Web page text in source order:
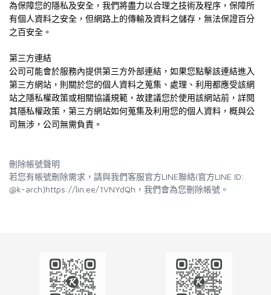
為保障您的隱私及安全，我們將盡力以合理之技術及程序，保障所
有個人資料之安全，但網路上的傳輸及資料之儲存，無法保證百分
之百安全。
第三方連結
公司可能會於服務內提供第三方外部連結，如果您點擊該連結進入
第三方網站，則關於您的個人資料之蒐集、處理、利用都應受該網
站之隱私權政策或相關協議規範，故建議您於使用該網站前，詳閱
其隱私權政策，第三方網站如何蒐集及利用您的個人資料，概與公
司無涉，公司無需負責。
刪除帳號聲明
若您有帳號刪除需求，請與我們客服官方LINE聯絡(官方LINE ID:
@k-arch)https://lin.ee/1VNYdQh，我們會為您刪除帳號。